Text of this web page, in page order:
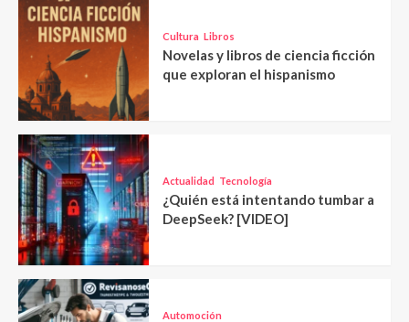
Cultura Libros
Novelas y libros de ciencia ficción
que exploran el hispanismo
Actualidad Tecnología
¿Quién está intentando tumbar a
DeepSeek? [VIDEO]
Automoción